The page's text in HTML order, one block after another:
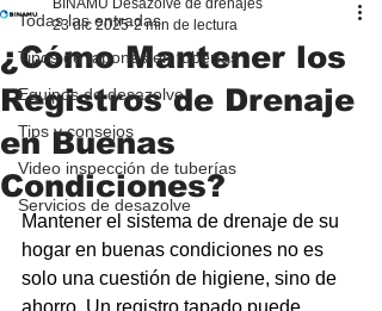
Todas las entradas
Tipos de tapones en tuberías
Equipos de desazolve
Tips y consejos
Video inspección de tuberías
Servicios de desazolve
¿Cómo Mantener los
Registros de Drenaje
en Buenas
Condiciones?
BINAMU Desazolve de drenajes
23 dic 2025 2 min de lectura
Mantener el sistema de drenaje de su
hogar en buenas condiciones no es
solo una cuestión de higiene, sino de
ahorro. Un registro tapado puede